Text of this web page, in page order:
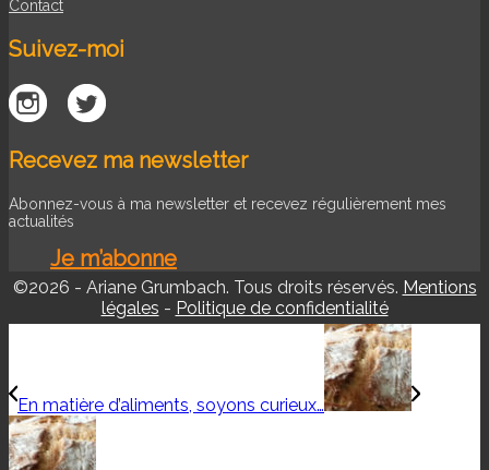
Contact
Suivez-moi
Recevez ma newsletter
Abonnez-vous à ma newsletter et recevez régulièrement mes
actualités
Je m’abonne
©2026 - Ariane Grumbach. Tous droits réservés. Mentions
légales - Politique de confidentialité
En matière d’aliments, soyons curieux…